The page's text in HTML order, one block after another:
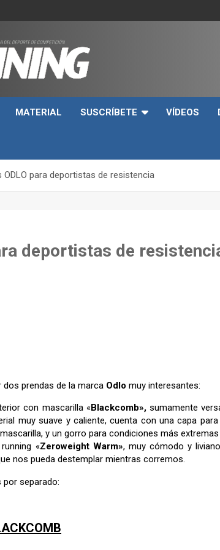
del
MATERIAL SUSCRÍBETE VÍDEOS
ODLO para deportistas de resistencia
deportistas de
prendas de la marca Odlo muy interesantes:
con mascarilla «Blackcomb»,sumamente
muy suave y caliente, cuenta con una capa
y un gorro para condiciones más
«Zeroweight Warm», muy cómodo y
nos pueda destemplar mientras corremos.
por separado: